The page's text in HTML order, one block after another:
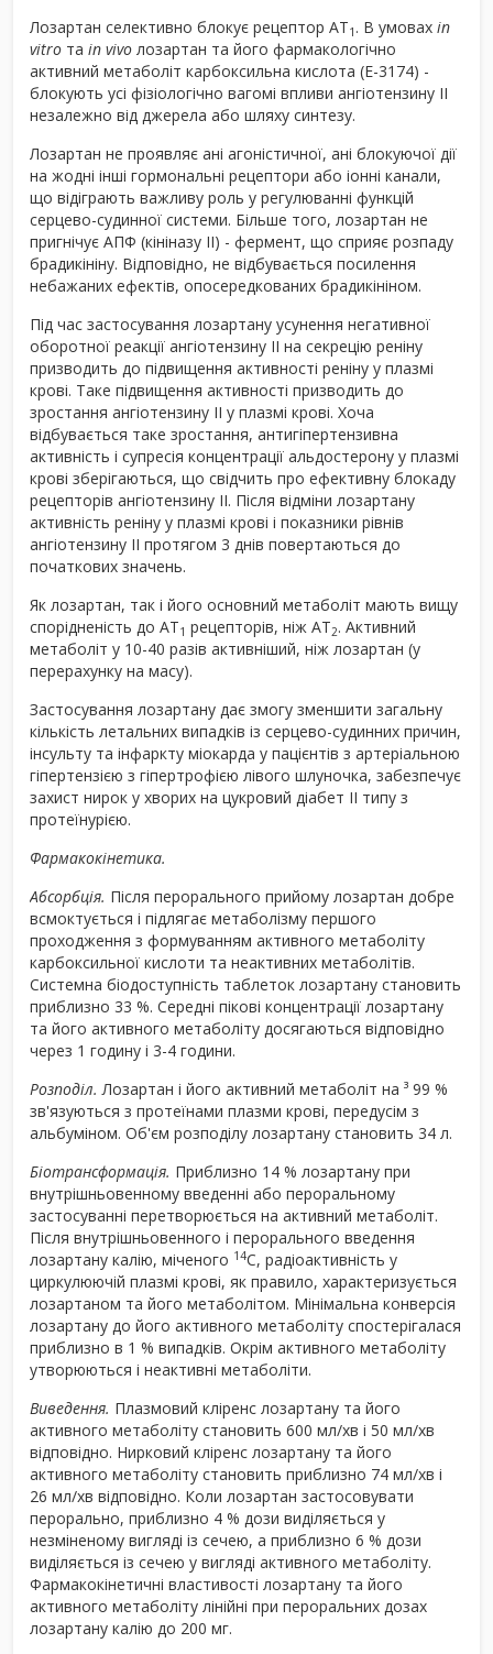
Лозартан селективно блокує рецептор АТ1 . В умовах іп
vitro та іп vivo лозартан та його фармакологічно
активний метаболіт карбоксильна кислота (Е-3174) -
блокують усі фізіологічно вагомі впливи ангіотензину II
незалежно від джерела або шляху синтезу.
Лозартан не проявляє ані агоністичної, ані блокуючої дії
на жодні інші гормональні рецептори або іонні канали,
що відіграють важливу роль у регулюванні функцій
серцево-судинної системи. Більше того, лозартан не
пригнічує АПФ (кініназу II) - фермент, що сприяє розпаду
брадикініну. Відповідно, не відбувається посилення
небажаних ефектів, опосередкованих брадикініном.
Під час застосування лозартану усунення негативної
оборотної реакції ангіотензину ІІ на секрецію реніну
призводить до підвищення активності реніну у плазмі
крові. Таке підвищення активності призводить до
зростання ангіотензину ІІ у плазмі крові. Хоча
відбувається таке зростання, антигіпертензивна
активність і супресія концентрації альдостерону у плазмі
крові зберігаються, що свідчить про ефективну блокаду
рецепторів ангіотензину ІІ. Після відміни лозартану
активність реніну у плазмі крові і показники рівнів
ангіотензину ІІ протягом 3 днів повертаються до
початкових значень.
Як лозартан, так і його основний метаболіт мають вищу
спорідненість до АТ1 рецепторів, ніж АТ2. Активний
метаболіт у 10-40 разів активніший, ніж лозартан (у
перерахунку на масу).
Застосування лозартану дає змогу зменшити загальну
кількість летальних випадків із серцево-судинних причин,
інсульту та інфаркту міокарда у пацієнтів з артеріальною
гіпертензією з гіпертрофією лівого шлуночка, забезпечує
захист нирок у хворих на цукровий діабет II типу з
протеїнурією.
Фармакокінетика.
Абсорбція. Після перорального прийому лозартан добре
всмоктується і підлягає метаболізму першого
проходження з формуванням активного метаболіту
карбоксильної кислоти та неактивних метаболітів.
Системна біодоступність таблеток лозартану становить
приблизно 33 %. Середні пікові концентрації лозартану
та його активного метаболіту досягаються відповідно
через 1 годину і 3-4 години.
Розподіл. Лозартан і його активний метаболіт на ³ 99 %
зв'язуються з протеїнами плазми крові, передусім з
альбуміном. Об'єм розподілу лозартану становить 34 л.
Біотрансформація. Приблизно 14 % лозартану при
внутрішньовенному введенні або пероральному
застосуванні перетворюється на активний метаболіт.
Після внутрішньовенного і перорального введення
лозартану калію, міченого 14С, радіоактивність у
циркулюючій плазмі крові, як правило, характеризується
лозартаном та його метаболітом. Мінімальна конверсія
лозартану до його активного метаболіту спостерігалася
приблизно в 1 % випадків. Окрім активного метаболіту
утворюються і неактивні метаболіти.
Виведення. Плазмовий кліренс лозартану та його
активного метаболіту становить 600 мл/хв і 50 мл/хв
відповідно. Нирковий кліренс лозартану та його
активного метаболіту становить приблизно 74 мл/хв і
26 мл/хв відповідно. Коли лозартан застосовувати
перорально, приблизно 4 % дози виділяється у
незміненому вигляді із сечею, а приблизно 6 % дози
виділяється із сечею у вигляді активного метаболіту.
Фармакокінетичні властивості лозартану та його
активного метаболіту лінійні при пероральних дозах
лозартану калію до 200 мг.